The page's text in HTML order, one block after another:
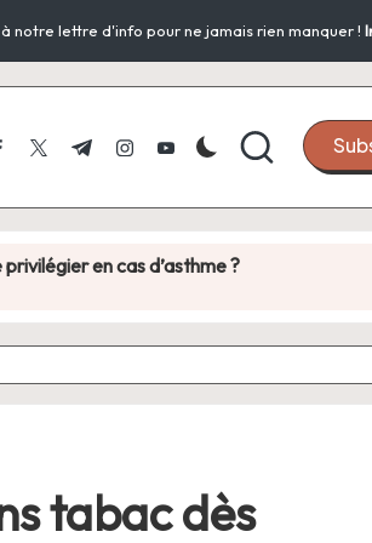
notre lettre d'info pour ne jamais rien manquer !
twitter.com
t.me instagram.com
youtube.com
en cas d’asthme ?
l’eau calcaire peut-elle assécher la peau ?
tabac dès